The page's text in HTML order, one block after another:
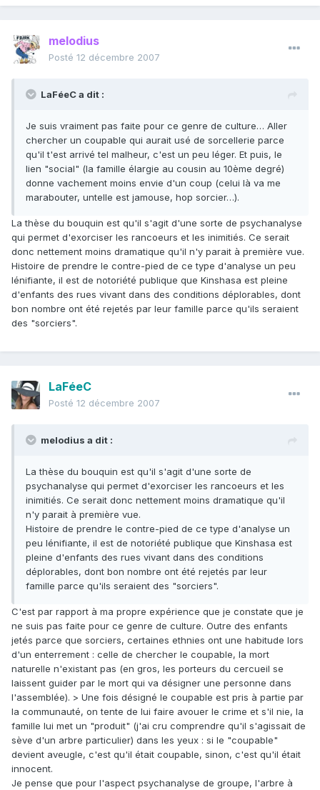
melodius
Posté 12 décembre 2007
LaFéeC a dit :
Je suis vraiment pas faite pour ce genre de culture… Aller
chercher un coupable qui aurait usé de sorcellerie parce
qu'il t'est arrivé tel malheur, c'est un peu léger. Et puis, le
lien "social" (la famille élargie au cousin au 10ème degré)
donne vachement moins envie d'un coup (celui là va me
marabouter, untelle est jamouse, hop sorcier…).
La thèse du bouquin est qu'il s'agit d'une sorte de psychanalyse
qui permet d'exorciser les rancoeurs et les inimitiés. Ce serait
donc nettement moins dramatique qu'il n'y parait à première vue.
Histoire de prendre le contre-pied de ce type d'analyse un peu
lénifiante, il est de notoriété publique que Kinshasa est pleine
d'enfants des rues vivant dans des conditions déplorables, dont
bon nombre ont été rejetés par leur famille parce qu'ils seraient
des "sorciers".
LaFéeC
Posté 12 décembre 2007
melodius a dit :
La thèse du bouquin est qu'il s'agit d'une sorte de
psychanalyse qui permet d'exorciser les rancoeurs et les
inimitiés. Ce serait donc nettement moins dramatique qu'il
n'y parait à première vue.
Histoire de prendre le contre-pied de ce type d'analyse un
peu lénifiante, il est de notoriété publique que Kinshasa est
pleine d'enfants des rues vivant dans des conditions
déplorables, dont bon nombre ont été rejetés par leur
famille parce qu'ils seraient des "sorciers".
C'est par rapport à ma propre expérience que je constate que je
ne suis pas faite pour ce genre de culture. Outre des enfants
jetés parce que sorciers, certaines ethnies ont une habitude lors
d'un enterrement : celle de chercher le coupable, la mort
naturelle n'existant pas (en gros, les porteurs du cercueil se
laissent guider par le mort qui va désigner une personne dans
l'assemblée). > Une fois désigné le coupable est pris à partie par
la communauté, on tente de lui faire avouer le crime et s'il nie, la
famille lui met un "produit" (j'ai cru comprendre qu'il s'agissait de
sève d'un arbre particulier) dans les yeux : si le "coupable"
devient aveugle, c'est qu'il était coupable, sinon, c'est qu'il était
innocent.
Je pense que pour l'aspect psychanalyse de groupe, l'arbre à